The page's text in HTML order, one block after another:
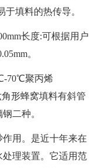
于填料的热传导。
长度:可根据用户
。
70℃聚丙烯
形蜂窝填料有斜管
二种。
用。是近十年来在
理装置。它适用范